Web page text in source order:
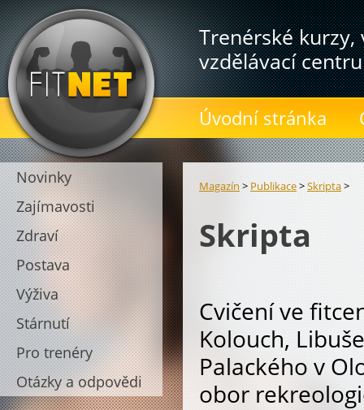
Trenérské
vzdělávací
Úvodní stránka
Novinky
Zajímavosti
Zdraví
Postava
Výživa
Stárnutí
Pro trenéry
Otázky a odpovědi
Magazín > Publikace>Skripta>
Skripta
Cvičení ve
Kolouch,
Palackého v
obor